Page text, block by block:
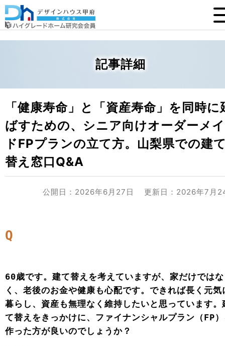
記事詳細
「健康寿命」と「資産寿命」を同時に
ばすための、シニア向けオーダーメイ
ドFPプランの立て方。山梨県での建
替え窓口Q&A
公開日：2026年6月27日 更新日：2026年7月
Q
60歳です。建て替えを考えていますが、家だけではな
く、老後のお金や健康も心配です。できれば長く元気
暮らし、資産も無理なく維持したいと思っています。
て替えをきっかけに、ファイナンシャルプラン（FP
作った方が良いのでしょうか？